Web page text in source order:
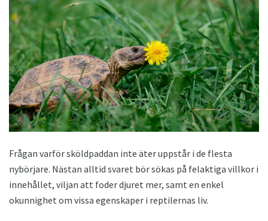
Frågan varför sköldpaddan inte äter uppstår i de flesta
nybörjare. Nästan alltid svaret bör sökas på felaktiga villkor i
innehållet, viljan att foder djuret mer, samt en enkel
okunnighet om vissa egenskaper i reptilernas liv.